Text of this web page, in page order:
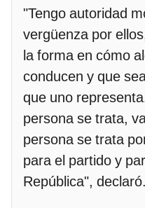
"Tengo autoridad
vergüenza por
la forma en cómo
conducen y que
que uno
persona se trata,
persona se trata
para el partido y
República", declaró.